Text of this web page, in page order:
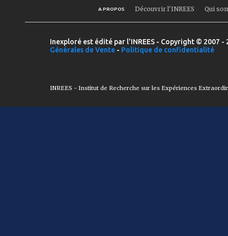
A PROPOS Découvrir l'INREES Qui
Inexploré est édité par l'INREES - Copyright © 2007
Générales de Vente - Politique de confidentialité
INREES - Institut de Recherche sur les Expériences